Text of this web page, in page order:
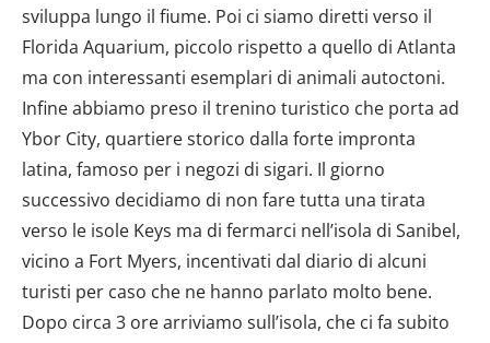
sviluppa lungo il fiume. Poi ci siamo diretti verso il
Florida Aquarium, piccolo rispetto a quello di Atlanta
ma con interessanti esemplari di animali autoctoni.
Infine abbiamo preso il trenino turistico che porta ad
Ybor City, quartiere storico dalla forte impronta
latina, famoso per i negozi di sigari. Il giorno
successivo decidiamo di non fare tutta una tirata
verso le isole Keys ma di fermarci nell’isola di Sanibel,
vicino a Fort Myers, incentivati dal diario di alcuni
turisti per caso che ne hanno parlato molto bene.
Dopo circa 3 ore arriviamo sull’isola, che ci fa subito